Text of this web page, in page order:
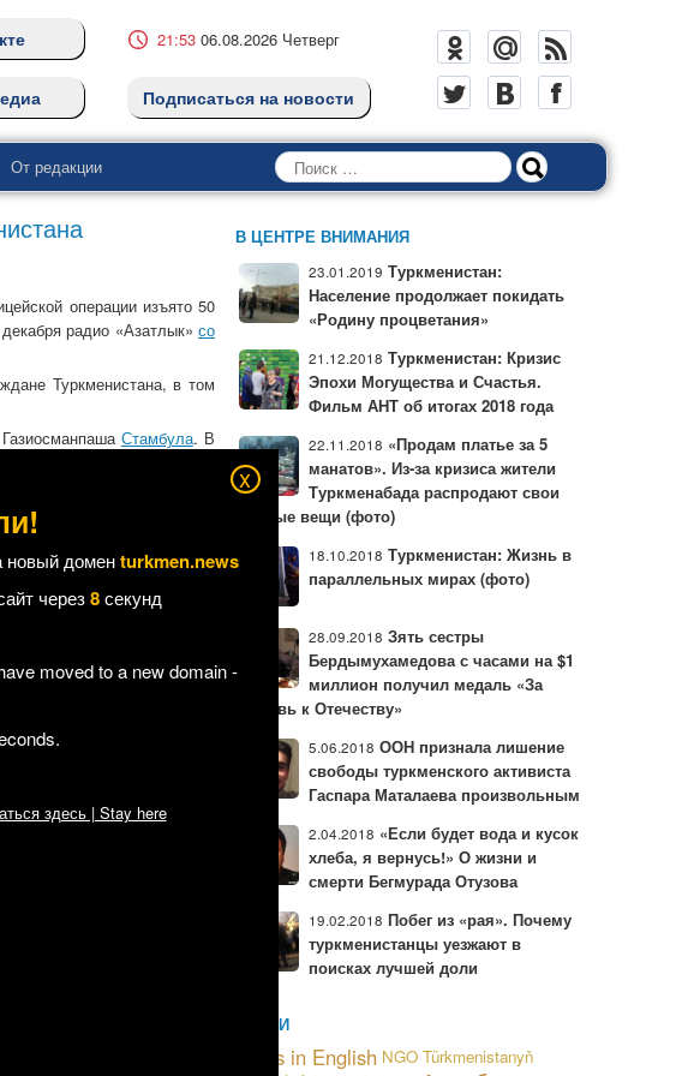
21:53 06.08.2026 Четверг
Подписаться на новости
От редакции Поиск
операции изъято 50
радио «Азатлык»со
Туркменистана, в том
Стамбула. В
полиции с ведением
также увидели, как один
из Туркменистана. На
В ЦЕНТРЕ ВНИМАНИЯ
23.01.2019 Туркменистан:
Население продолжает покидать
«Родину процветания»
21.12.2018 Туркменистан: Кризис
Эпохи Могущества и Счастья.
Фильм АНТ об итогах 2018 года
22.11.2018 «Продам платье за 5
манатов». Из-за кризиса жители
Туркменабада распродают свои
личные вещи (фото)
18.10.2018 Туркменистан: Жизнь в
параллельных мирах (фото)
28.09.2018 Зять сестры
Бердымухамедова с часами на $1
миллион получил медаль «За
любовь к Отечеству»
5.06.2018 ООН признала лишение
свободы туркменского активиста
Гаспара Маталаева произвольным
2.04.2018 «Если будет вода и кусок
хлеба, я вернусь!» О жизни и
смерти Бегмурада Отузова
19.02.2018 Побег из «рая». Почему
туркменистанцы уезжают в
поисках лучшей доли
МЕТКИ
News in English NGO Türkmenistanyň
x
новый доменturkmen.news
через8секунд
moved to a new domain -
здесь | Stay here